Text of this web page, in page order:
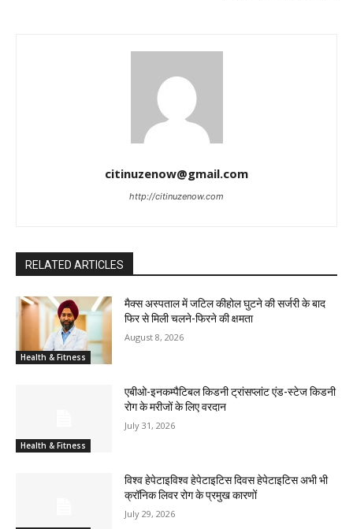
citinuzenow@gmail.com
http://citinuzenow.com
RELATED ARTICLES
Health & Fitness
मैक्स अस्पताल में जटिल कीहोल घुटने की सर्जरी के बाद
फिर से मिली चलने-फिरने की क्षमता
August 8, 2026
Health & Fitness
एबीओ-इनकम्पैटिबल किडनी ट्रांसप्लांट एंड-स्टेज किडनी
रोग के मरीजों के लिए वरदान
July 31, 2026
विश्व हेपेटाइविश्व हेपेटाइटिस दिवस हेपेटाइटिस अभी भी
क्रॉनिक लिवर रोग के प्रमुख कारणों
July 29, 2026